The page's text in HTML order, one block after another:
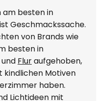
am besten in
Geschmackssache.
von Brands wie
besten in
und Fluraufgehoben,
kindlichen Motiven
haben.
Lichtideen mit